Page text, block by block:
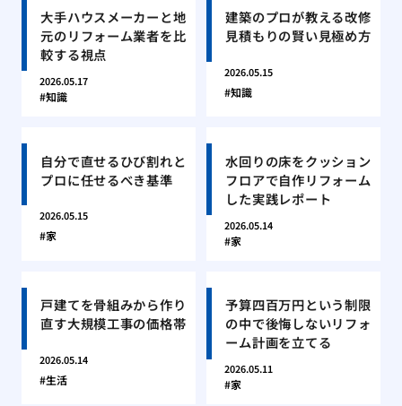
大手ハウスメーカーと地
元のリフォーム業者を比
較する視点
2026.05.17
知識
建築のプロが教える改修
見積もりの賢い見極め方
2026.05.15
知識
自分で直せるひび割れと
プロに任せるべき基準
2026.05.15
家
水回りの床をクッション
フロアで自作リフォーム
した実践レポート
2026.05.14
家
戸建てを骨組みから作り
直す大規模工事の価格帯
2026.05.14
生活
予算四百万円という制限
の中で後悔しないリフォ
ーム計画を立てる
2026.05.11
家